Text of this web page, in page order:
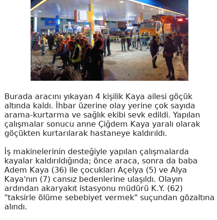
Burada aracını yıkayan 4 kişilik Kaya ailesi göçük
altında kaldı. İhbar üzerine olay yerine çok sayıda
arama-kurtarma ve sağlık ekibi sevk edildi. Yapılan
çalışmalar sonucu anne Çiğdem Kaya yaralı olarak
göçükten kurtarılarak hastaneye kaldırıldı.
İş makinelerinin desteğiyle yapılan çalışmalarda
kayalar kaldırıldığında; önce araca, sonra da baba
Adem Kaya (36) ile çocukları Açelya (5) ve Alya
Kaya'nın (7) cansız bedenlerine ulaşıldı. Olayın
ardından akaryakıt istasyonu müdürü K.Y. (62)
"taksirle ölüme sebebiyet vermek" suçundan gözaltına
alındı.